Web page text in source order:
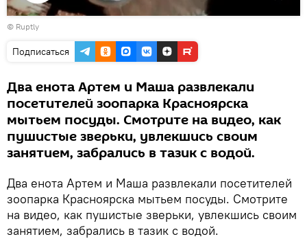
Воспроизвести
видео
© Ruptly
Подписаться
Два енота Артем и Маша развлекали
посетителей зоопарка Красноярска
мытьем посуды. Смотрите на видео, как
пушистые зверьки, увлекшись своим
занятием, забрались в тазик с водой.
Два енота Артем и Маша развлекали посетителей
зоопарка Красноярска мытьем посуды. Смотрите
на видео, как пушистые зверьки, увлекшись своим
занятием, забрались в тазик с водой.